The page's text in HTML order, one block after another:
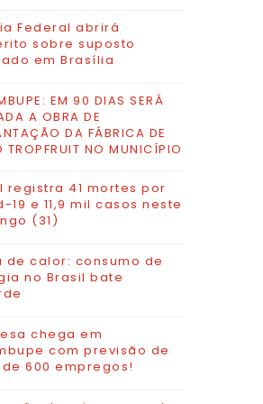
Federal abrirá
sobre suposto
em Brasília
EM 90 DIAS SERÁ
A OBRA DE
DA FÁBRICA DE
TROPFRUIT NO MUNICÍPIO
registra 41 mortes por
19 e 11,9 mil casos neste
(31)
de calor: consumo de
no Brasil bate
chega em
com previsão de
600 empregos!